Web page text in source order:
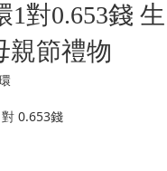
對0.653錢 生
親節禮物
0.653錢